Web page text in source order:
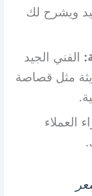
ويشرح لك
الفني الجيد
مثل قصاصة
العملاء